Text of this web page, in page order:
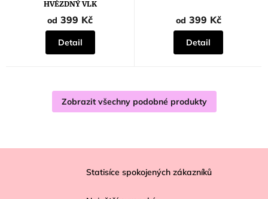
HVĚZDNÝ VLK
5,0
z
5
hvězdiček.
od 399 Kč
Detail
od 399 Kč
Detail
Zobrazit všechny podobné produkty
Statisíce spokojených zákazníků